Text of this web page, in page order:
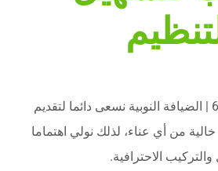
في شركة | 65080771 | الضيافة النوبية نسعى دائما لتقديم
من أي عناء، لذلك نولي اهتماما
الاحترافية.